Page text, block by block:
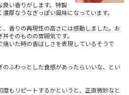
良い香りがします。特製
厚なうなぎっぽい風味になっています。
香りの再現性の高さには感動しました。お
そのものの雰囲気です。
いた時の香ばしさを表現しているそうで
ふわっとした食感があったらいいな、とい
もリピートするかというと、正直微妙なと